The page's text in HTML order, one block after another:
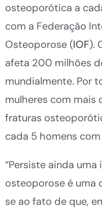
osteoporótica a
com a Federação
Osteoporose (IOF).
afeta 200 milhões
mundialmente. Por
mulheres com mais
fraturas
cada 5 homens
“Persiste ainda
osteoporose é uma
se ao fato de que,